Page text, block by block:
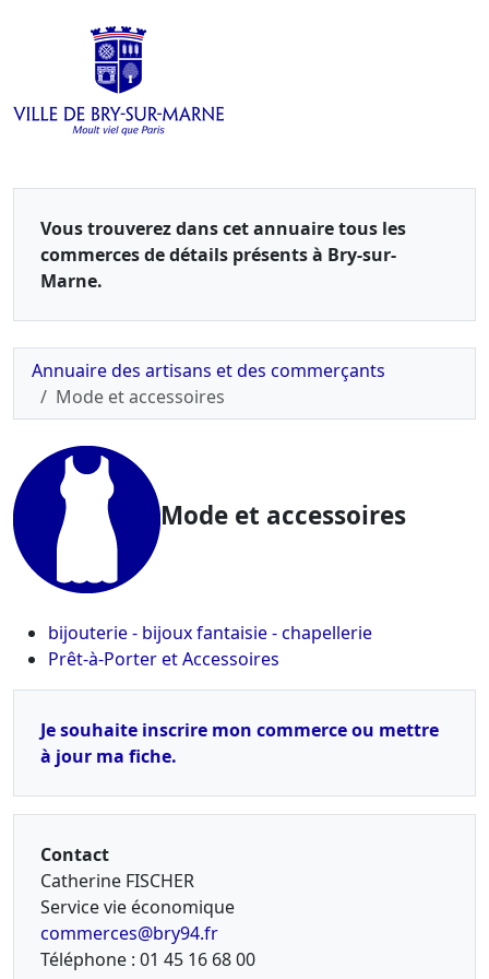
Vous trouverez dans cet annuaire tous les
commerces de détails présents à Bry-sur-
Marne.
Annuaire des artisans et des commerçants
Mode et accessoires
Mode et accessoires
bijouterie - bijoux fantaisie - chapellerie
Prêt-à-Porter et Accessoires
Je souhaite inscrire mon commerce ou mettre
à jour ma fiche.
Contact
Catherine FISCHER
Service vie économique
commerces@bry94.fr
Téléphone : 01 45 16 68 00